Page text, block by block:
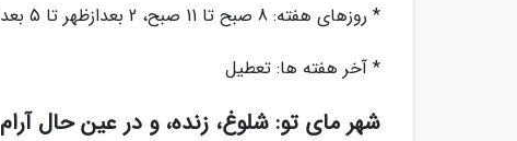
* روزهای هفته: 8 صبح تا 11 صبح، 2 بعدازظهر تا 5 بعدازظهر
* آخر هفته ها: تعطیل
شهر مای تو: شلوغ، زنده، و در عین حال آرام